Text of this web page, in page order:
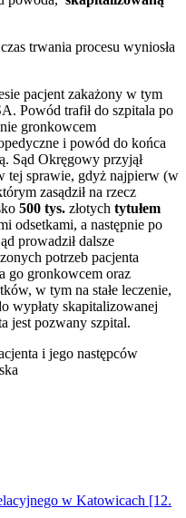
trwania procesu wyniosła
pacjent zakażony w tym
Powód trafił do szpitala po
gronkowcem
i powód do końca
Sąd Okręgowy przyjął
tej sprawie, gdyż najpierw (w
zasądził na rzecz
500 tys. złotych tytułem
odsetkami, a następnie po
prowadził dalsze
potrzeb pacjenta
go gronkowcem oraz
w tym na stałe leczenie,
wypłaty skapitalizowanej
jest pozwany szpital.
i jego następców
w Katowicach [12.